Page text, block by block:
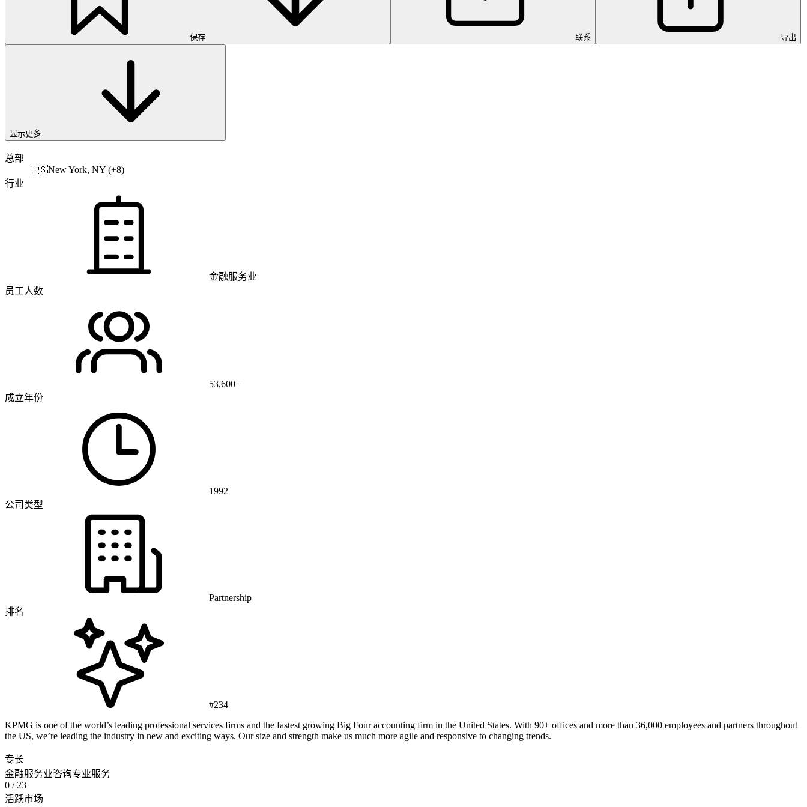
保存 联系 导出
显示更多
总部
🇺🇸New York, NY (+8)
行业
金融服务业
员工人数
53,600+
成立年份
1992
公司类型
Partnership
排名
#234
KPMG is one of the world’s leading professional services firms and the fastest growing Big Four accounting firm in the United States. With 90+ offices and more than 36,000 employees and partners throughout
the US, we’re leading the industry in new and exciting ways. Our size and strength make us much more agile and responsive to changing trends.
专长
金融服务业咨询专业服务
0 / 23
活跃市场